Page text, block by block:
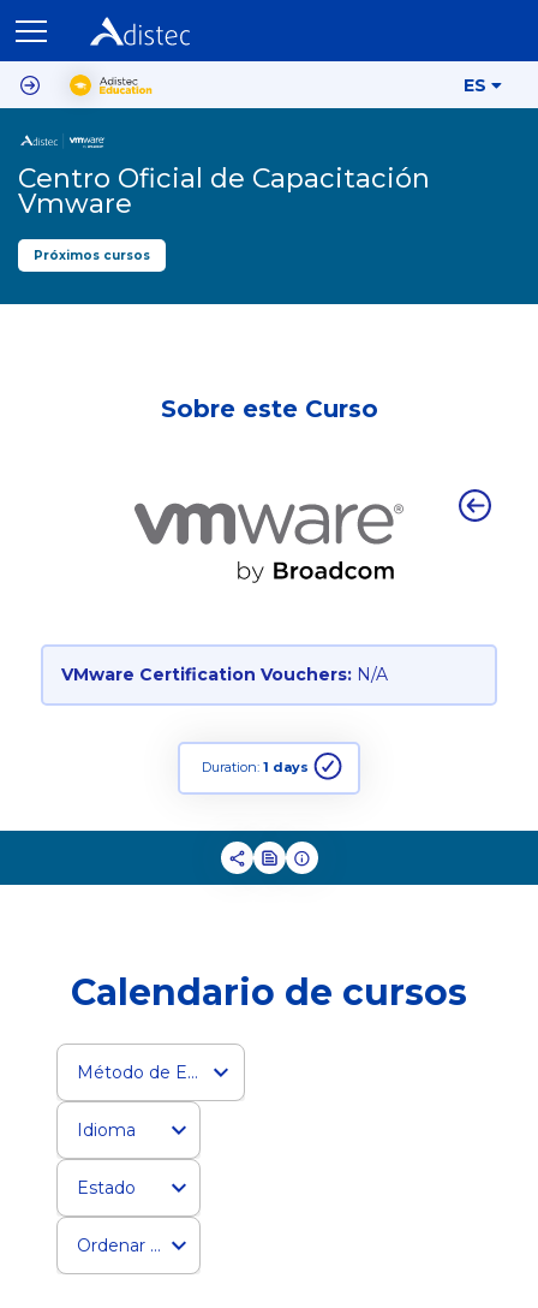
ES
Centro Oficial de Capacitación
Vmware
Próximos cursos
Sobre este Curso
VMware Certification Vouchers: N/A
Duration: 1 days
Calendario de cursos
Método de Entrega
Idioma
Estado
Ordenar por